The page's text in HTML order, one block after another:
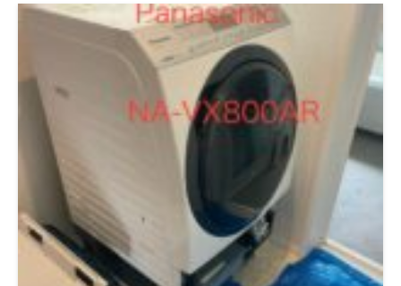
ネなのにしっかり乾かす機能が人気ですが、内部構造が繊細なた
め、汚れや部品の劣化には注意が必要です。 今回は「乾燥不良
で分解クリーニングを実施 → フィンの潰れを発見 → 後日交換対
応」となった実例をご紹介します。 乾燥不良で分解クリーニン
グ依頼 お客様から「最近乾燥に時間がかかる」「洗濯物が生乾
き」とのご相談。お伺いしてすぐに、内部のホコリや湿気のこも
りを疑い、分解クリーニングを実施しました。 その中で、重大
な問題も発見されました。 分解時にフィンの潰れを確認 ヒート
ポンプユニットの中にある「アルミフィン（空気を冷やす部
品）」が、部分的に潰れている状態でした。これは前回の掃除時
にお客様がご自身で清掃された際に、うっかりブラシで曲げてし
まったとのこと。 初回作業時に「これは交換が必要です」とご
説明し、後日部品取り寄せ→交換対応となりました。 ヒートポ
ンプユニットを丸ごと交換 潰れた部分だけの修正は困難なた
め、ユニットごと新品に交換。乾燥の風の通りが改善され、試運
転では「ふんわり乾燥」がしっかり再現されました。 交換後は
お客様も「前と全然違う！」と驚かれていました。 ヒートポン